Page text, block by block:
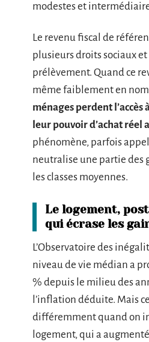
modestes et
Le revenu fiscal de
plusieurs droits sociaux et
prélèvement. Quand ce
même faiblement en
ménages perdent l’accès
leur pouvoir d’achat réel
phénomène, parfois
neutralise une partie des
les classes moyennes.
Le logement,
qui écrase les
L’Observatoire des
niveau de vie médian a
% depuis le milieu des
l’inflation déduite. Mais
différemment quand on
logement, qui a